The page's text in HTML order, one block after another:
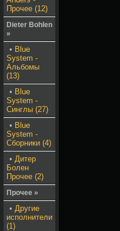
Прочее (12)
Dieter Bohlen
»
• Blue
System -
Альбомы
(13)
• Blue
System -
Синглы (27)
• Blue
System -
Сборники (4)
• Дитер
Болен
Прочее (2)
Прочее »
• Другие
исполнители
(1)